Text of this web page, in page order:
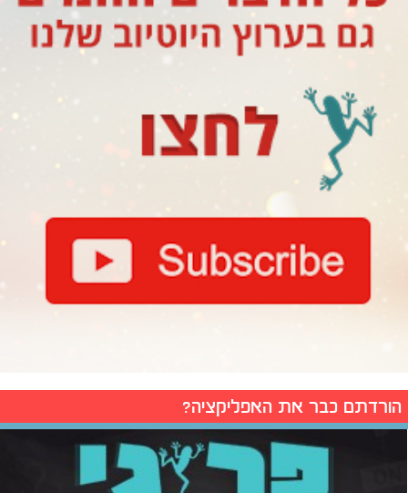
הורדתם כבר את האפליקציה?